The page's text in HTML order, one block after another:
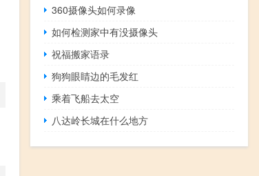
360摄像头如何录像
如何检测家中有没摄像头
祝福搬家语录
狗狗眼睛边的毛发红
乘着飞船去太空
八达岭长城在什么地方